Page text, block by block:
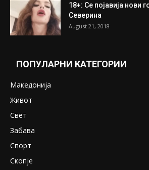
18+: Се појавија нови
Северина
August 21, 2018
ПОПУЛАРНИ КАТЕГОРИИ
Македонија
Живот
Свет
Забава
Спорт
Скопје